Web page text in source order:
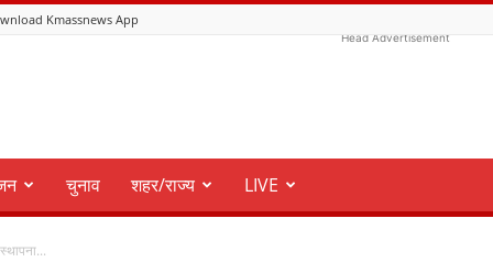
Kmassnews App
Head Advertisement
चुनाव शहर/राज्य LIVE